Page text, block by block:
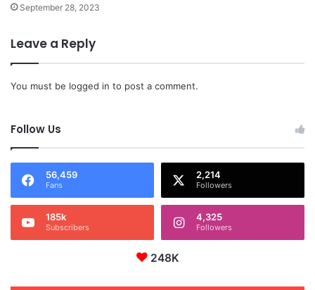
September 28, 2023
Leave a Reply
You must be logged in to post a comment.
Follow Us
56,459
Fans
2,214
Followers
185k
Subscribers
4,325
Followers
248K